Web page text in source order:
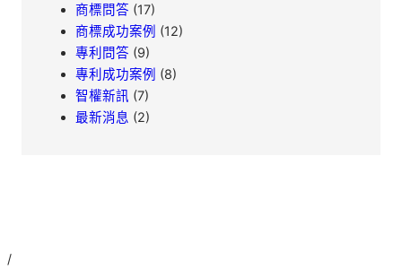
商標問答 (17)
商標成功案例 (12)
專利問答 (9)
專利成功案例 (8)
智權新訊 (7)
最新消息 (2)
/